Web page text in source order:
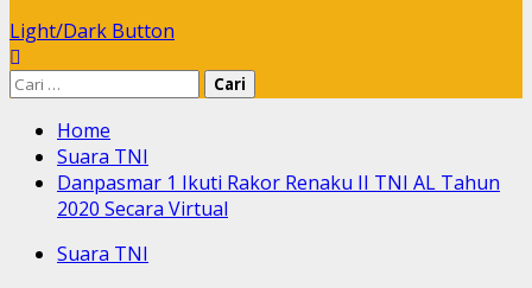
Light/Dark Button
Cari
Home
Suara TNI
Danpasmar 1 Ikuti Rakor Renaku II TNI AL Tahun
2020 Secara Virtual
Suara TNI